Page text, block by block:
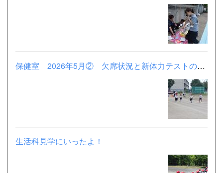
保健室 2026年5月② 欠席状況と新体力テストの様子
生活科見学にいったよ！